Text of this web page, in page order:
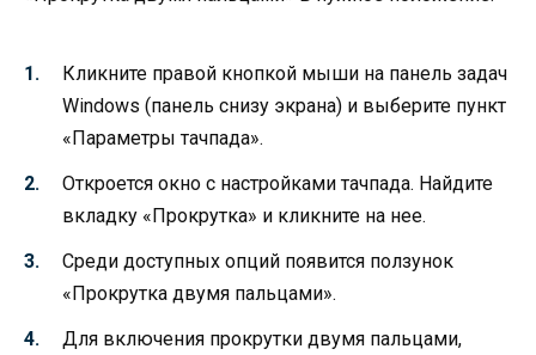
Кликните правой кнопкой мыши на панель задач
Windows (панель снизу экрана) и выберите пункт
«Параметры тачпада».
Откроется окно с настройками тачпада. Найдите
вкладку «Прокрутка» и кликните на нее.
Среди доступных опций появится ползунок
«Прокрутка двумя пальцами».
Для включения прокрутки двумя пальцами,